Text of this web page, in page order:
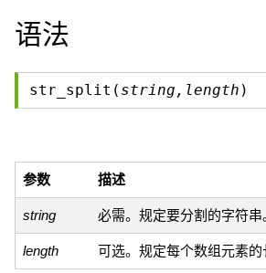
语法
str_split( string,length )
参数 描述
string 必需。规定要分割的字符串
length 可选。规定每个数组元素的